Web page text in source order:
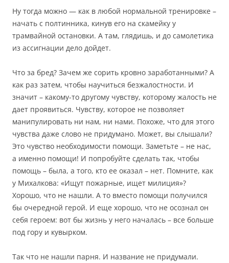
Ну тогда можно — как в любой нормальной тренировке –
начать с полтинника, кинув его на скамейку у
трамвайной остановки. А там, глядишь, и до самолетика
из ассигнации дело дойдет.
Что за бред? Зачем же сорить кровно заработанными? А
как раз затем, чтобы научиться безжалостности. И
значит – какому-то другому чувству, которому жалость не
дает проявиться. Чувству, которое не позволяет
манипулировать ни нам, ни нами. Похоже, что для этого
чувства даже слово не придумано. Может, вы слышали?
Это чувство необходимости помощи. Заметьте – не нас,
а именно помощи! И попробуйте сделать так, чтобы
помощь – была, а того, кто ее оказал – нет. Помните, как
у Михалкова: «Ищут пожарные, ищет милиция»?
Хорошо, что не нашли. А то вместо помощи получился
бы очередной герой. И еще хорошо, что не осознал он
себя героем: вот бы жизнь у него началась – все больше
под гору и кувырком.
Так что не нашли парня. И название не придумали.